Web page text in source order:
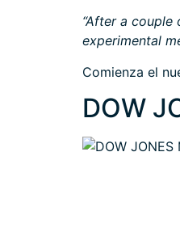
“After a
experimental
Comienza el
DOW